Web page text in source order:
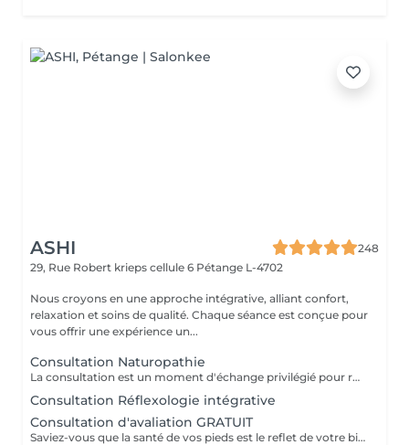
ASHI
248
29, Rue Robert krieps cellule 6 Pétange L-4702
Nous croyons en une approche intégrative, alliant confort,
relaxation et soins de qualité. Chaque séance est conçue pour
vous offrir une expérience un...
Consultation Naturopathie
La consultation est un moment d'échange privilégié pour réaliser ensemble un bilan complet et définir un protocole personnalisé. Notre temps est précieux, le vôtre aussi : nous vous remercions d'honorer ce rendez-vous.
Consultation Réflexologie intégrative
Consultation d'avaliation GRATUIT
Saviez-vous que la santé de vos pieds est le reflet de votre bien-être général ? En associant la pédicurie spécialisée à la réflexologie plantaire et aux thérapies intégratives, je vous propose un accompagnement sur mesure. Au-delà du soin technique des affections du pied, je vous aide à relâcher le stress et à retrouver une harmonie profonde entre le corps et l'esprit. Offrez à vos pieds l'attention qu'ils méritent.